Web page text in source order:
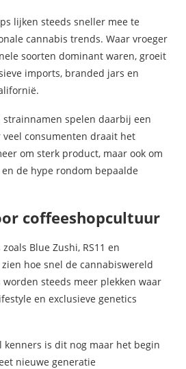
lijken steeds sneller mee te
cannabis trends. Waar vroeger
soorten dominant waren, groeit
imports, branded jars en
strainnamen spelen daarbij een
veel consumenten draait het
om sterk product, maar ook om
de hype rondom bepaalde
coffeeshopcultuur
Blue Zushi, RS11 en
hoe snel de cannabiswereld
steeds meer plekken waar
en exclusieve genetics
kenners is dit nog maar het begin
nieuwe generatie